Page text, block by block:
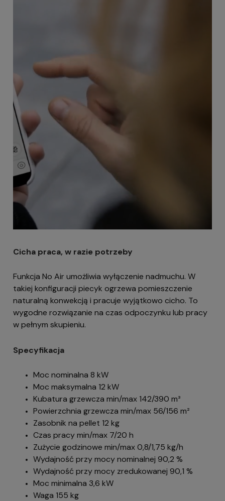
Cicha praca, w razie potrzeby
Funkcja No Air umożliwia wyłączenie nadmuchu. W
takiej konfiguracji piecyk ogrzewa pomieszczenie
naturalną konwekcją i pracuje wyjątkowo cicho. To
wygodne rozwiązanie na czas odpoczynku lub pracy
w pełnym skupieniu.
Specyfikacja
Moc nominalna 8 kW
Moc maksymalna 12 kW
Kubatura grzewcza min/max 142/390 m³
Powierzchnia grzewcza min/max 56/156 m²
Zasobnik na pellet 12 kg
Czas pracy min/max 7/20 h
Zużycie godzinowe min/max 0,8/1,75 kg/h
Wydajność przy mocy nominalnej 90,2 %
Wydajność przy mocy zredukowanej 90,1 %
Moc minimalna 3,6 kW
Waga 155 kg